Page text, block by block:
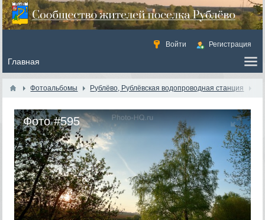
Войти Регистрация
Фотоальбомы Рублёво, Рублёвская водопроводная станция
Фото #595